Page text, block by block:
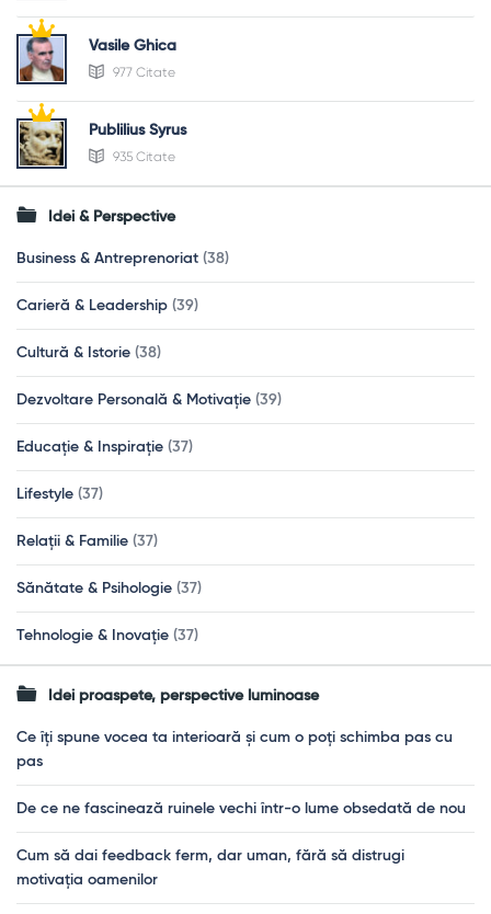
Vasile Ghica
977 Citate
Publilius Syrus
935 Citate
Idei & Perspective
Business & Antreprenoriat (38)
Carieră & Leadership (39)
Cultură & Istorie (38)
Dezvoltare Personală & Motivație (39)
Educație & Inspirație (37)
Lifestyle (37)
Relații & Familie (37)
Sănătate & Psihologie (37)
Tehnologie & Inovație (37)
Idei proaspete, perspective luminoase
Ce îți spune vocea ta interioară și cum o poți schimba pas cu
pas
De ce ne fascinează ruinele vechi într-o lume obsedată de nou
Cum să dai feedback ferm, dar uman, fără să distrugi
motivația oamenilor